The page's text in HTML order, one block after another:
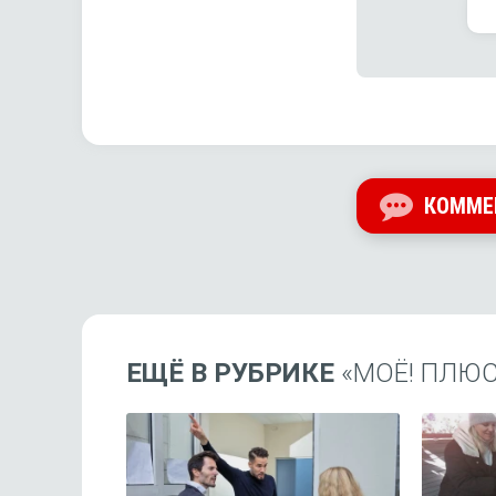
ЕЩЁ В РУБРИКЕ «МОЁ!